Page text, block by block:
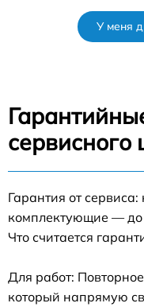
У меня
сервисного
Гарантия от
комплектующие — до
Что считается
Для работ:
который напрямую